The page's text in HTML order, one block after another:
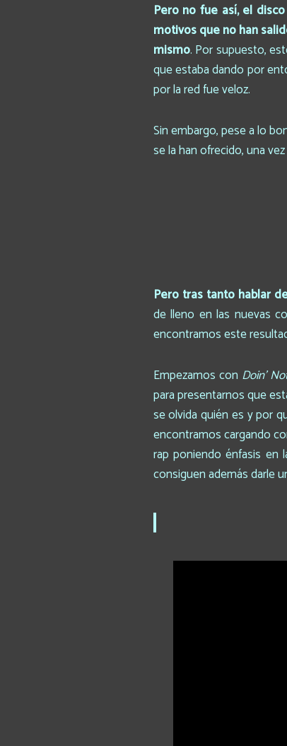
Pero no fue así, el
motivos que no han
mismo. Por supuesto,
que estaba dando por
por la red fue veloz.
Sin embargo, pese a lo
se la han ofrecido, una
Pero tras tanto hablar
de lleno en las nuevas
encontramos este
Empezamos con Doin’
para presentarnos que
se olvida quién es y por
encontramos cargando
rap poniendo énfasis en
consiguen además darle